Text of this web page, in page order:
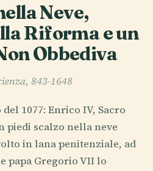
Neve,
Riforma e un
Obbediva
843-1648
1077: Enrico IV, Sacro
piedi scalzo nella neve
in lana penitenziale, ad
papa Gregorio VII lo